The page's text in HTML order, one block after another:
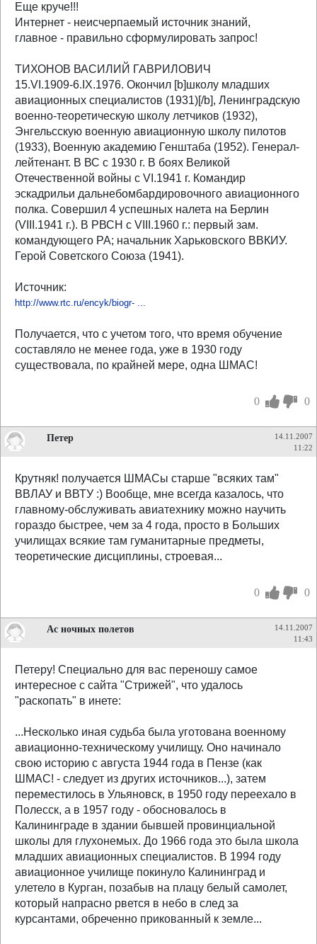
Еще круче!!!
Интернет - неисчерпаемый источник знаний,
главное - правильно сформулировать запрос!
ТИХОНОВ ВАСИЛИЙ ГАВРИЛОВИЧ
15.VI.1909-6.IX.1976. Окончил [b]школу младших
авиационных специалистов (1931)[/b], Ленинградскую
военно-теоретическую школу летчиков (1932),
Энгельсскую военную авиационную школу пилотов
(1933), Военную академию Генштаба (1952). Генерал-
лейтенант. В ВС с 1930 г. В боях Великой
Отечественной войны с VI.1941 г. Командир
эскадрильи дальнебомбардировочного авиационного
полка. Совершил 4 успешных налета на Берлин
(VIII.1941 г.). В РВСН с VIII.1960 г.: первый зам.
командующего РА; начальник Харьковского ВВКИУ.
Герой Советского Союза (1941).
Источник:
http://www.rtc.ru/encyk/biogr- ...
Получается, что с учетом того, что время обучение
составляло не менее года, уже в 1930 году
существовала, по крайней мере, одна ШМАС!
0 0
Петер
14.11.2007
11:22
Крутняк! получается ШМАСы старше "всяких там"
ВВЛАУ и ВВТУ :) Вообще, мне всегда казалось, что
главному-обслуживать авиатехнику можно научить
гораздо быстрее, чем за 4 года, просто в Больших
училищах всякие там гуманитарные предметы,
теоретические дисциплины, строевая...
0 0
Ас ночных полетов
14.11.2007
11:43
Петеру! Специально для вас переношу самое
интересное с сайта "Стрижей", что удалось
"раскопать" в инете:
...Несколько иная судьба была уготована военному
авиационно-техническому училищу. Оно начинало
свою историю с августа 1944 года в Пензе (как
ШМАС! - следует из других источников...), затем
переместилось в Ульяновск, в 1950 году переехало в
Полесск, а в 1957 году - обосновалось в
Калининграде в здании бывшей провинциальной
школы для глухонемых. До 1966 года это была школа
младших авиационных специалистов. В 1994 году
авиационное училище покинуло Калининград и
улетело в Курган, позабыв на плацу белый самолет,
который напрасно рвется в небо в след за
курсантами, обреченно прикованный к земле...